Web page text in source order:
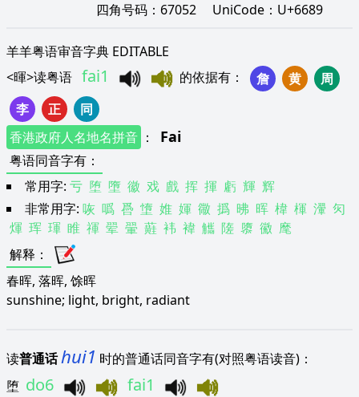
四角号码： 67052 UniCode： U+6689
羊羊粤语审音字典 EDITABLE
<暉>读粤语 fai1 的依据有 ： 詹 黄
周
李
正
同
香港政府人名地名拼音 ： Fai
粤语同音字有 ：
常用字: 亏 堕 墮 徽 戏 戲 挥 揮 虧 輝 辉
非常用字: 咴 噅 噕 墯 婎 媈 幑 撝 昲 晖 椲 楎 瀈 灳
煇 珲 琿 睢 禈 翚 翬 蘳 袆 褘 觿 隓 隳 鰴 麾
解释 ：
春晖, 落晖, 馀晖
sunshine; light, bright, radiant
读普通话hui1 时的普通话同音字有(对照粤语读音)：
堕 do6 fai1